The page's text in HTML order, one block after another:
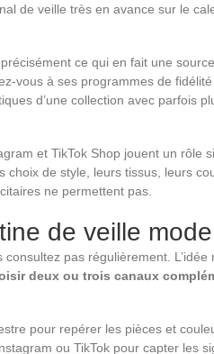
de veille très en avance sur le
ce qui en fait une
vous à ses programmes de
d’une collection avec parfois
et TikTok Shop jouent un rôle
de style, leurs tissus, leurs
ne permettent pas.
de veille mode
pas régulièrement. L’idée
deux ou trois canaux
pour repérer les pièces et
ou TikTok pour capter les